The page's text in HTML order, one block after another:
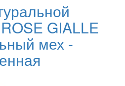
GIALLE
мех -